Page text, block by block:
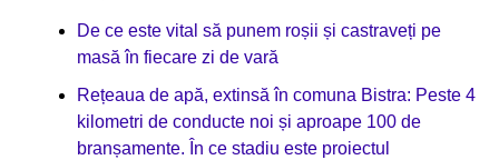
De ce este vital să punem roșii și castraveți pe
masă în fiecare zi de vară
Rețeaua de apă, extinsă în comuna Bistra: Peste 4
kilometri de conducte noi și aproape 100 de
branșamente. În ce stadiu este proiectul